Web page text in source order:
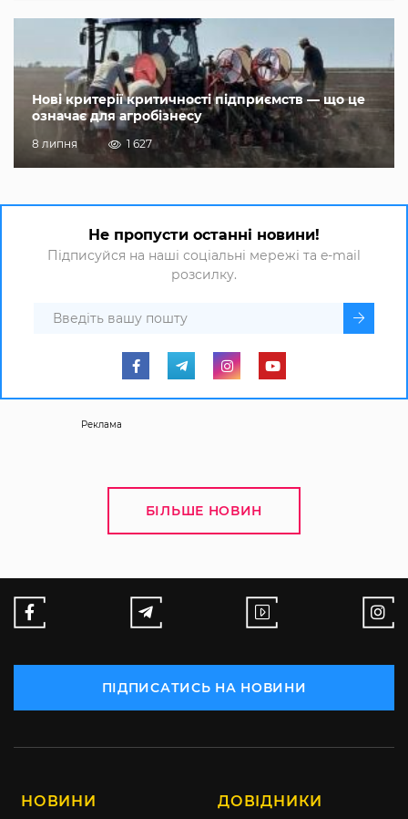
Нові критерії критичності підприємств — що це
означає для агробізнесу
8 липня 1 627
Не пропусти останні новини!
Підписуйся на наші соціальні мережі та e-mail
розсилку.
Реклама
БІЛЬШЕ НОВИН
ПІДПИСАТИСЬ НА НОВИНИ
НОВИНИ ДОВІДНИКИ